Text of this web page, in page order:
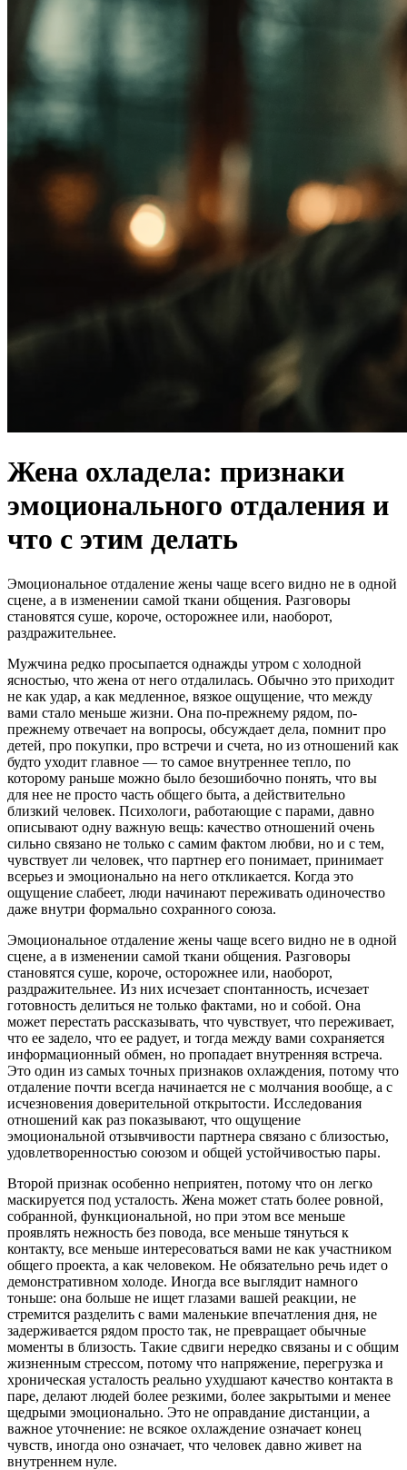
Жена охладела: признаки
эмоционального отдаления и
что с этим делать
Эмоциональное отдаление жены чаще всего видно не в одной
сцене, а в изменении самой ткани общения. Разговоры
становятся суше, короче, осторожнее или, наоборот,
раздражительнее.
Мужчина редко просыпается однажды утром с холодной
ясностью, что жена от него отдалилась. Обычно это приходит
не как удар, а как медленное, вязкое ощущение, что между
вами стало меньше жизни. Она по-прежнему рядом, по-
прежнему отвечает на вопросы, обсуждает дела, помнит про
детей, про покупки, про встречи и счета, но из отношений как
будто уходит главное — то самое внутреннее тепло, по
которому раньше можно было безошибочно понять, что вы
для нее не просто часть общего быта, а действительно
близкий человек. Психологи, работающие с парами, давно
описывают одну важную вещь: качество отношений очень
сильно связано не только с самим фактом любви, но и с тем,
чувствует ли человек, что партнер его понимает, принимает
всерьез и эмоционально на него откликается. Когда это
ощущение слабеет, люди начинают переживать одиночество
даже внутри формально сохранного союза.
Эмоциональное отдаление жены чаще всего видно не в одной
сцене, а в изменении самой ткани общения. Разговоры
становятся суше, короче, осторожнее или, наоборот,
раздражительнее. Из них исчезает спонтанность, исчезает
готовность делиться не только фактами, но и собой. Она
может перестать рассказывать, что чувствует, что переживает,
что ее задело, что ее радует, и тогда между вами сохраняется
информационный обмен, но пропадает внутренняя встреча.
Это один из самых точных признаков охлаждения, потому что
отдаление почти всегда начинается не с молчания вообще, а с
исчезновения доверительной открытости. Исследования
отношений как раз показывают, что ощущение
эмоциональной отзывчивости партнера связано с близостью,
удовлетворенностью союзом и общей устойчивостью пары.
Второй признак особенно неприятен, потому что он легко
маскируется под усталость. Жена может стать более ровной,
собранной, функциональной, но при этом все меньше
проявлять нежность без повода, все меньше тянуться к
контакту, все меньше интересоваться вами не как участником
общего проекта, а как человеком. Не обязательно речь идет о
демонстративном холоде. Иногда все выглядит намного
тоньше: она больше не ищет глазами вашей реакции, не
стремится разделить с вами маленькие впечатления дня, не
задерживается рядом просто так, не превращает обычные
моменты в близость. Такие сдвиги нередко связаны и с общим
жизненным стрессом, потому что напряжение, перегрузка и
хроническая усталость реально ухудшают качество контакта в
паре, делают людей более резкими, более закрытыми и менее
щедрыми эмоционально. Это не оправдание дистанции, а
важное уточнение: не всякое охлаждение означает конец
чувств, иногда оно означает, что человек давно живет на
внутреннем нуле.